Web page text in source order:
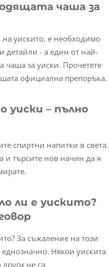
чаша за
уискито, е необходимо
детайли - а един от най-
чаша за уиски. Прочетете
официална препоръка.
уиски – пълно
спиртни напитки в света.
и търсите нов начин да я
ли е уискито?
За съжаление на този
Някои уискита
не са.